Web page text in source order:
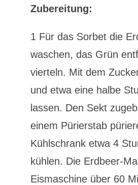
Zubereitung:
1 Für das Sorbet die
waschen, das Grün
vierteln. Mit dem
und etwa eine halbe
lassen. Den Sekt
einem Pürierstab
Kühlschrank etwa 4
kühlen. Die Erdbeer-
Eismaschine über 60